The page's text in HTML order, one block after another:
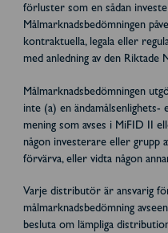
förluster som en sådan
Målmarknadsbedömningen
kontraktuella, legala eller
med anledning av den Riktade
Målmarknadsbedömningen
inte (a) en ändamålsenlighets-
mening som avses i MiFID II
någon investerare eller grupp
förvärva, eller vidta någon
Varje distributör är ansvarig
målmarknadsbedömning
besluta om lämpliga